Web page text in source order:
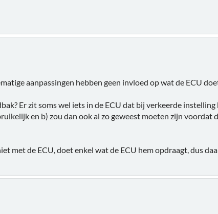
aanpassingen hebben geen invloed op wat de ECU
Er zit soms wel iets in de ECU dat bij verkeerde
en b) zou dan ook al zo geweest moeten zijn voordat
met de ECU, doet enkel wat de ECU hem opdraagt, dus